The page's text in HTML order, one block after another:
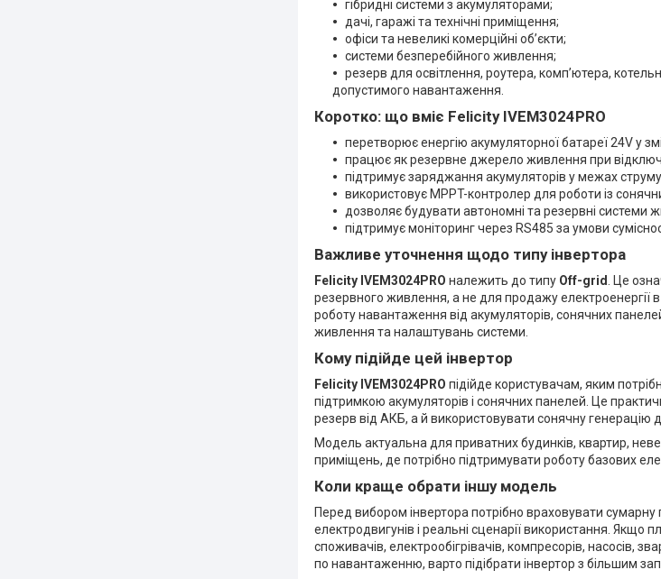
гібридні системи з акумуляторами;
дачі, гаражі та технічні приміщення;
офіси та невеликі комерційні об’єкти;
системи безперебійного живлення;
резерв для освітлення, роутера, комп’ютера,
допустимого навантаження.
Коротко: що вміє Felicity IVEM3024PRO
перетворює енергію акумуляторної батареї 24V у
працює як резервне джерело живлення при
підтримує заряджання акумуляторів у межах
використовує MPPT-контролер для роботи із
дозволяє будувати автономні та резервні системи
підтримує моніторинг через RS485 за умови
Важливе уточнення щодо типу інвертора
Felicity IVEM3024PRO належить до типу Off-grid
. Це
резервного живлення, а не для продажу
роботу навантаження від акумуляторів, сонячних
живлення та налаштувань системи.
Кому підійде цей інвертор
Felicity IVEM3024PRO підійде користувачам, яким
підтримкою акумуляторів і сонячних панелей. Це
резерв від АКБ, а й використовувати сонячну генерацію
Модель актуальна для приватних будинків, квартир,
приміщень, де потрібно підтримувати роботу базових
Коли краще обрати іншу модель
Перед вибором інвертора потрібно враховувати
електродвигунів і реальні сценарії використання. Якщо
споживачів, електрообігрівачів, компресорів, насосів,
по навантаженню, варто підібрати інвертор з більшим